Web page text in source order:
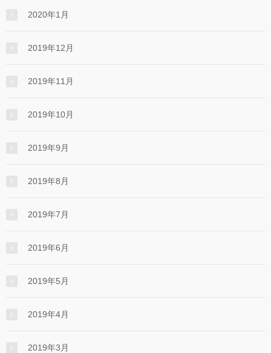
2020年1月
2019年12月
2019年11月
2019年10月
2019年9月
2019年8月
2019年7月
2019年6月
2019年5月
2019年4月
2019年3月